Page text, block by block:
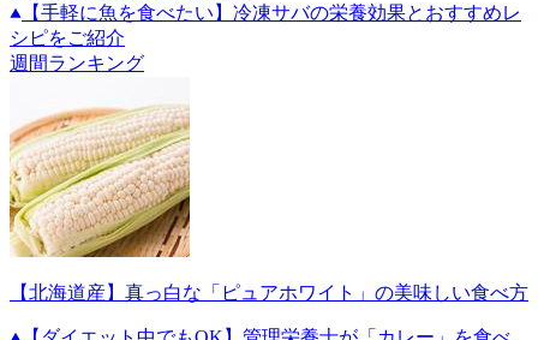
【手軽に魚を食べたい】冷凍サバの栄養効果とおすすめレ
シピをご紹介
週間ランキング
【北海道産】真っ白な「ピュアホワイト」の美味しい食べ方